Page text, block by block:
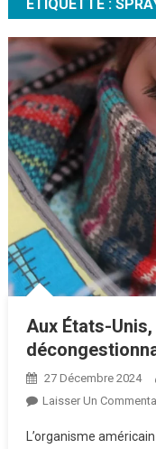
ÉTIQUETTE :
Aux États-
27 Décembre 2024
Laisser Un
L’organisme